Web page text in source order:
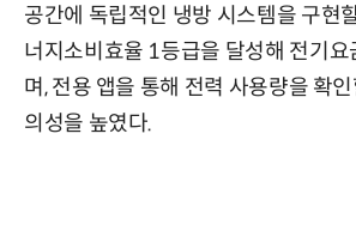
공간에 독립적인 냉방 시스템을 구현
너지소비효율 1등급을 달성해 전기요
며, 전용 앱을 통해 전력 사용량을 확
의성을 높였다.